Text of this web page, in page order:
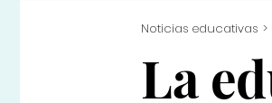
Noticias educativas
La